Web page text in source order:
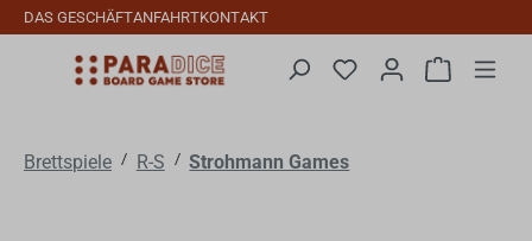
Zum Hauptinhalt springen
DAS GESCHÄFTANFAHRTKONTAKT
Du hast 0 Produkte
Brettspiele / R-S / Strohmann Games